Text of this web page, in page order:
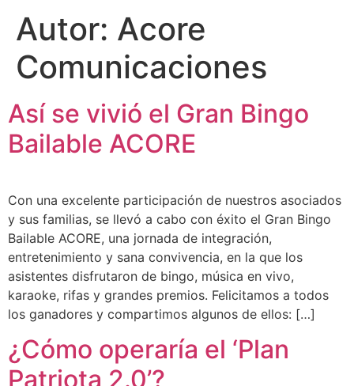
Autor: Acore
Comunicaciones
Así se vivió el Gran Bingo
Bailable ACORE
Con una excelente participación de nuestros asociados
y sus familias, se llevó a cabo con éxito el Gran Bingo
Bailable ACORE, una jornada de integración,
entretenimiento y sana convivencia, en la que los
asistentes disfrutaron de bingo, música en vivo,
karaoke, rifas y grandes premios. Felicitamos a todos
los ganadores y compartimos algunos de ellos: […]
¿Cómo operaría el ‘Plan
Patriota 2.0’?